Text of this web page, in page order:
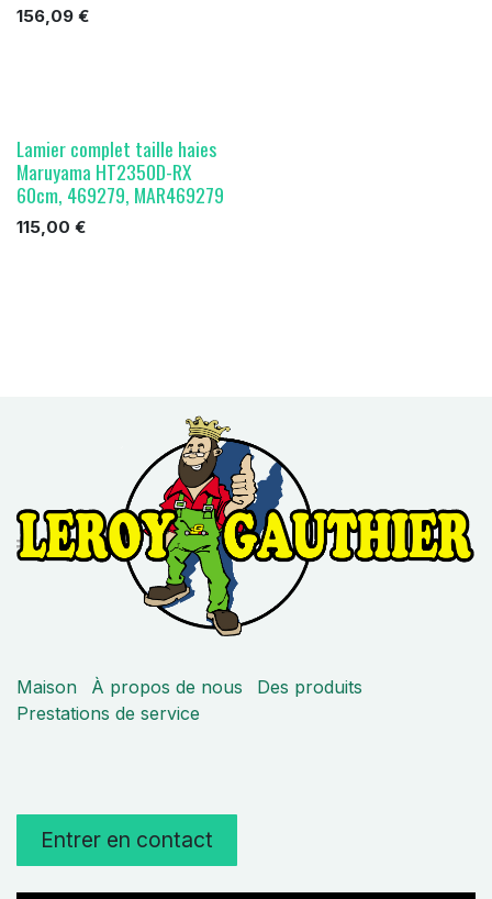
156,09 €
Lamier complet taille haies
Maruyama HT2350D-RX
60cm, 469279, MAR469279
115,00 €
Maison À propos de nous
Des produits
Prestations de service
Entrer en contact